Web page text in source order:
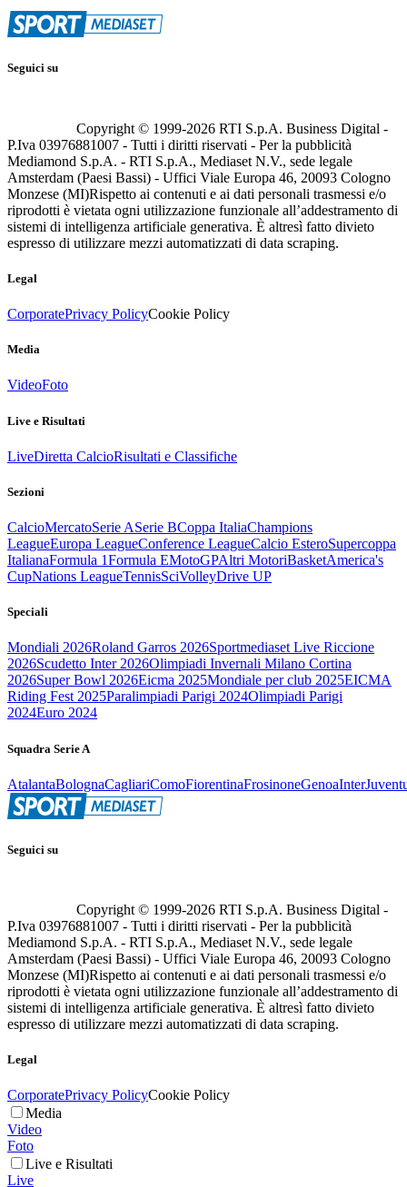
Seguici su
Copyright © 1999-2026 RTI S.p.A. Business Digital -
P.Iva 03976881007 - Tutti i diritti riservati - Per la pubblicità
Mediamond S.p.A. - RTI S.p.A., Mediaset N.V., sede legale
Amsterdam (Paesi Bassi) - Uffici Viale Europa 46, 20093 Cologno
Monzese (MI)Rispetto ai contenuti e ai dati personali trasmessi e/o
riprodotti è vietata ogni utilizzazione funzionale all’addestramento di
sistemi di intelligenza artificiale generativa. È altresì fatto divieto
espresso di utilizzare mezzi automatizzati di data scraping.
Legal
CorporatePrivacy PolicyCookie Policy
Media
VideoFoto
Live e Risultati
LiveDiretta CalcioRisultati e Classifiche
Sezioni
CalcioMercatoSerie ASerie BCoppa ItaliaChampions
LeagueEuropa LeagueConference LeagueCalcio EsteroSupercoppa
ItalianaFormula 1Formula EMotoGPAltri MotoriBasketAmerica's
CupNations LeagueTennisSciVolleyDrive UP
Speciali
Mondiali 2026Roland Garros 2026Sportmediaset Live Riccione
2026Scudetto Inter 2026Olimpiadi Invernali Milano Cortina
2026Super Bowl 2026Eicma 2025Mondiale per club 2025EICMA
Riding Fest 2025Paralimpiadi Parigi 2024Olimpiadi Parigi
2024Euro 2024
Squadra Serie A
AtalantaBolognaCagliariComoFiorentinaFrosinoneGenoaInter
Seguici su
Copyright © 1999-2026 RTI S.p.A. Business Digital -
P.Iva 03976881007 - Tutti i diritti riservati - Per la pubblicità
Mediamond S.p.A. - RTI S.p.A., Mediaset N.V., sede legale
Amsterdam (Paesi Bassi) - Uffici Viale Europa 46, 20093 Cologno
Monzese (MI)Rispetto ai contenuti e ai dati personali trasmessi e/o
riprodotti è vietata ogni utilizzazione funzionale all’addestramento di
sistemi di intelligenza artificiale generativa. È altresì fatto divieto
espresso di utilizzare mezzi automatizzati di data scraping.
Legal
CorporatePrivacy PolicyCookie Policy
Media
Video
Foto
Live e Risultati
Live